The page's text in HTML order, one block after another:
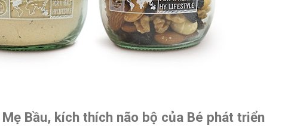
Bầu, kích thích não bộ của Bé phát triển